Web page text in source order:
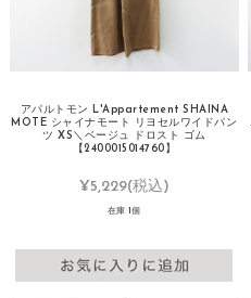
アパルトモン L'Appartement SHAINA
MOTE シャイナモート リヨセルワイドパン
ツ XS＼ベージュ ドロスト ゴム
【2400015014760】
¥5,229(税込)
在庫 1個